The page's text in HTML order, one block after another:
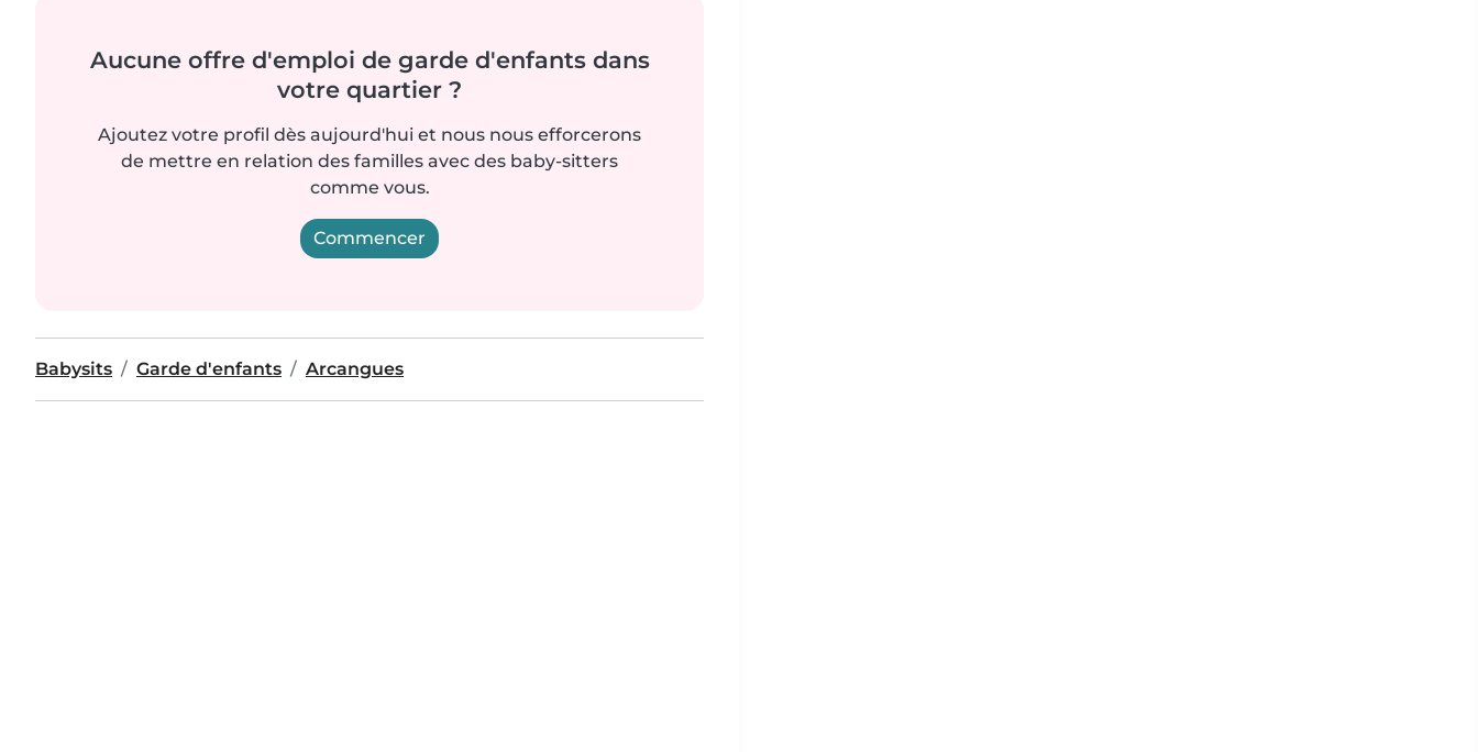
Aucune offre d'emploi de garde d'enfants dans
votre quartier ?
Ajoutez votre profil dès aujourd'hui et nous nous efforcerons
de mettre en relation des familles avec des baby-sitters
comme vous.
Commencer
Babysits Garde d'enfants Arcangues